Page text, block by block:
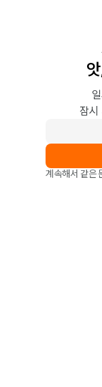
잠시
계속해서 같은